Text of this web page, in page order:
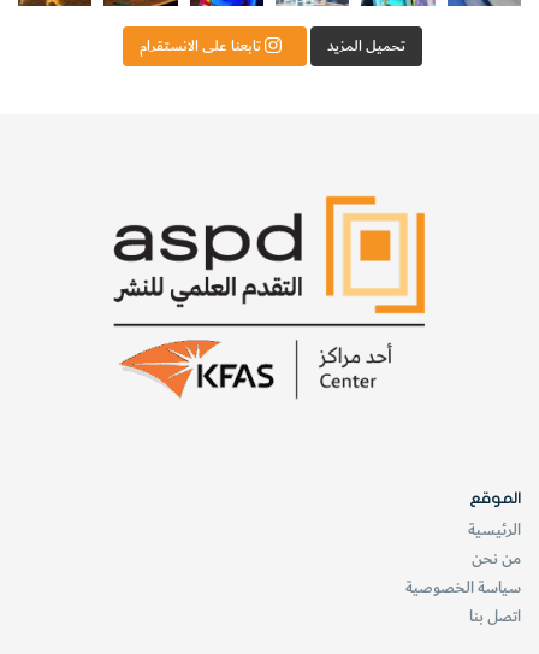
تحميل المزيد تابعنا على الانستقرام
الموقع
الرئيسية
من نحن
سياسة الخصوصية
اتصل بنا